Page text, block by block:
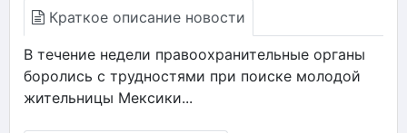
Краткое описание новости
В течение недели правоохранительные органы
боролись с трудностями при поиске молодой
жительницы Мексики...